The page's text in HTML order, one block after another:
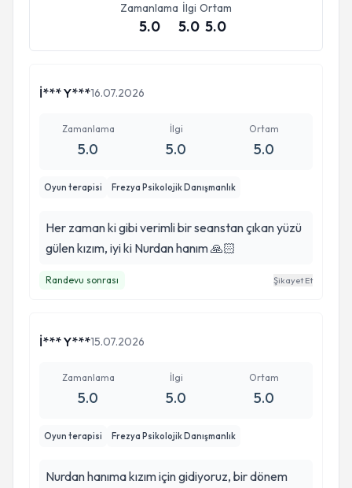
Zamanlama
5.0
İlgi
5.0
Ortam
5.0
İ*** Y***16.07.2026
Zamanlama
5.0
İlgi
5.0
Ortam
5.0
Oyun terapisi Frezya Psikolojik Danışmanlık
Her zaman ki gibi verimli bir seanstan çıkan yüzü
gülen kızım, iyi ki Nurdan hanım 🙏🏻
Randevu sonrası Şikayet Et
İ*** Y***15.07.2026
Zamanlama
5.0
İlgi
5.0
Ortam
5.0
Oyun terapisi Frezya Psikolojik Danışmanlık
Nurdan hanıma kızım için gidiyoruz, bir dönem